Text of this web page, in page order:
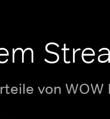
von WOW